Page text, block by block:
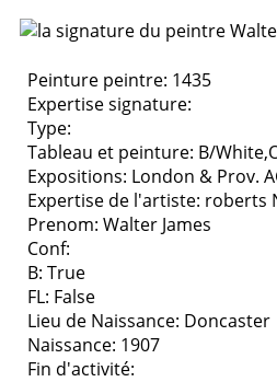
Peinture peintre: 1435
Expertise signature:
Type:
Tableau et peinture: B/
Expositions: London & Prov.
Expertise de l'artiste: roberts
Prenom: Walter James
Conf:
B: True
FL: False
Lieu de Naissance: Doncaster
Naissance: 1907
Fin d'activité: